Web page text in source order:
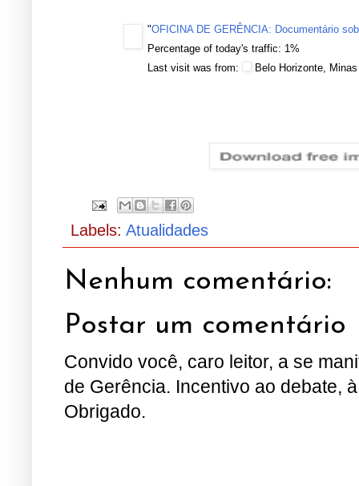
"OFICINA DE GERÊNCIA: Documentário
Percentage of today's traffic: 1%
Last visit was from:
Belo Horizonte,
Labels: Atualidades
Nenhum comentário:
Postar um comentário
Convido você, caro leitor, a se
de Gerência. Incentivo ao debate,
Obrigado.